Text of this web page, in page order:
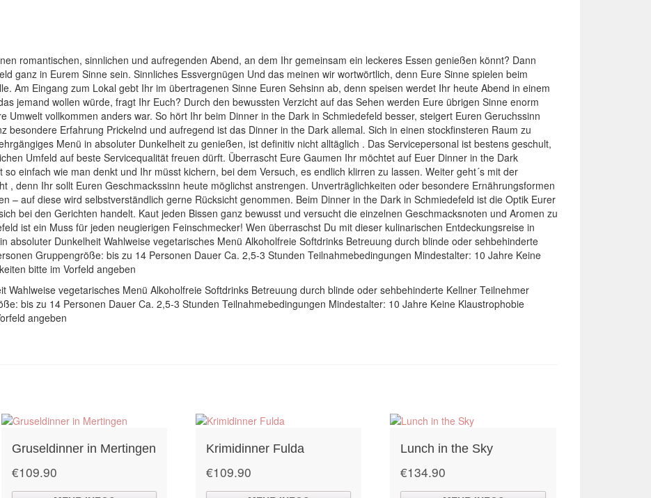
romantischen, sinnlichen und aufregenden Abend, an dem Ihr gemeinsam ein leckeres Essen genießen könnt? Dann
ganz in Eurem Sinne sein. Sinnliches Essvergnügen Und das meinen wir wortwörtlich, denn Eure Sinne spielen beim
Am Eingang zum Lokal gebt Ihr im übertragenen Sinne Euren Sehsinn ab, denn speisen werdet Ihr heute Abend in einem
jemand wollen würde, fragt Ihr Euch? Durch den bewussten Verzicht auf das Sehen werden Eure übrigen Sinne enorm
Umwelt vollkommen anders war. So hört Ihr beim Dinner in the Dark in Schmiedefeld besser, steigert Euren Geruchssinn
besondere Erfahrung Prickelnd und aufregend ist das Dinner in the Dark allemal. Sich in einen stockfinsteren Raum zu
Menü in absoluter Dunkelheit zu genießen, ist definitiv nicht alltäglich . Das Servicepersonal ist bestens geschult,
Umfeld auf beste Servicequalität freuen dürft. Überrascht Eure Gaumen Ihr möchtet auf Euer Dinner in the Dark
einfach wie man denkt und Ihr müsst kichern, bei dem Versuch, es endlich klirren zu lassen. Weiter geht´s mit der
, denn Ihr sollt Euren Geschmackssinn heute möglichst anstrengen. Unverträglichkeiten oder besondere Ernährungsformen
– auf diese wird selbstverständlich gerne Rücksicht genommen. Beim Dinner in the Dark in Schmiedefeld ist die Optik Eurer
bei den Gerichten handelt. Kaut jeden Bissen ganz bewusst und versucht die einzelnen Geschmacksnoten und Aromen zu
ist ein Muss für jeden neugierigen Feinschmecker! Wen überraschst Du mit dieser kulinarischen Entdeckungsreise in
absoluter Dunkelheit Wahlweise vegetarisches Menü Alkoholfreie Softdrinks Betreuung durch blinde oder sehbehinderte
Gruppengröße: bis zu 14 Personen Dauer Ca. 2,5-3 Stunden Teilnahmebedingungen Mindestalter: 10 Jahre Keine
bitte im Vorfeld angeben
Wahlweise vegetarisches Menü Alkoholfreie Softdrinks Betreuung durch blinde oder sehbehinderte Kellner Teilnehmer
bis zu 14 Personen Dauer Ca. 2,5-3 Stunden Teilnahmebedingungen Mindestalter: 10 Jahre Keine Klaustrophobie
angeben
Gruseldinner in Mertingen
€109.90
Krimidinner Fulda
€109.90
Lunch in the Sky
€134.90